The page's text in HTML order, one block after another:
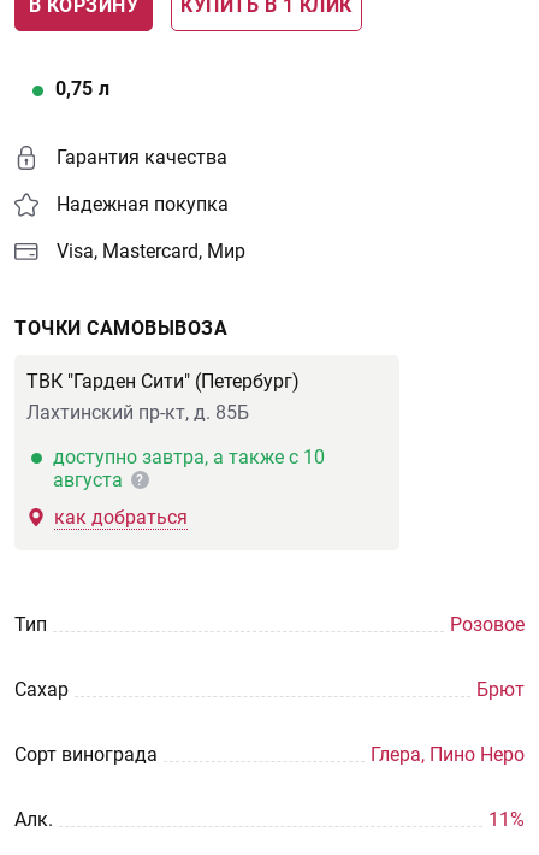
В КОРЗИНУ КУПИТЬ В 1 КЛИК
0,75 л
Гарантия качества
Надежная покупка
Visa, Mastercard, Мир
ТОЧКИ САМОВЫВОЗА
ТВК "Гарден Сити" (Петербург)
Лахтинский пр-кт, д. 85Б
доступно завтра, а также с 10
августа
?
как добраться
Тип Розовое
Сахар Брют
Сорт винограда Глера, Пино Неро
Aлк. 11%